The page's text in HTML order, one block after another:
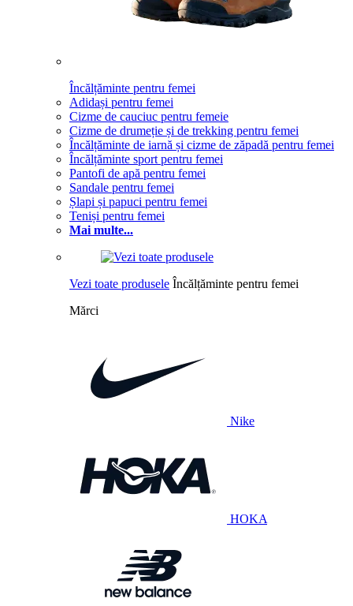
Încălțăminte pentru femei
Adidași pentru femei
Cizme de cauciuc pentru femeie
Cizme de drumeție și de trekking pentru femei
Încălțăminte de iarnă și cizme de zăpadă pentru femei
Încălțăminte sport pentru femei
Pantofi de apă pentru femei
Sandale pentru femei
Șlapi și papuci pentru femei
Teniși pentru femei
Mai multe...
Vezi toate produsele Încălțăminte pentru femei
Mărci
Nike
HOKA